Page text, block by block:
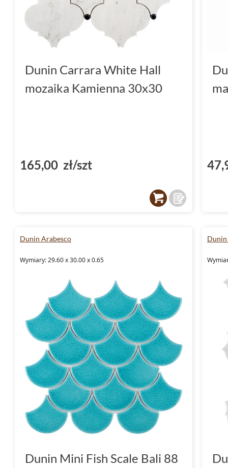
Dunin Carrara White Hall
mozaika Kamienna 30x30
165,00 zł/szt
Dunin Arabesco
Wymiary: 29.60 x 30.00 x 0.65
Dunin Mini Fish Scale Bali 88